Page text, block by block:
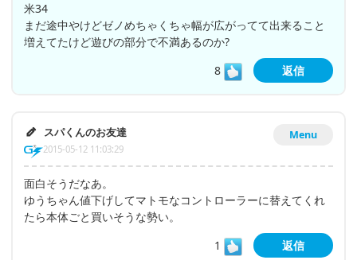
米34
まだ途中やけどゼノめちゃくちゃ幅が広がってて出来ること
増えてたけど遊びの部分で不満あるのか?
8
返信
Menu
スパくんのお友達
2015-05-12 11:03:29
面白そうだなあ。
ゆうちゃん値下げしてマトモなコントローラーに替えてくれ
たら本体ごと買いそうな勢い。
1
返信